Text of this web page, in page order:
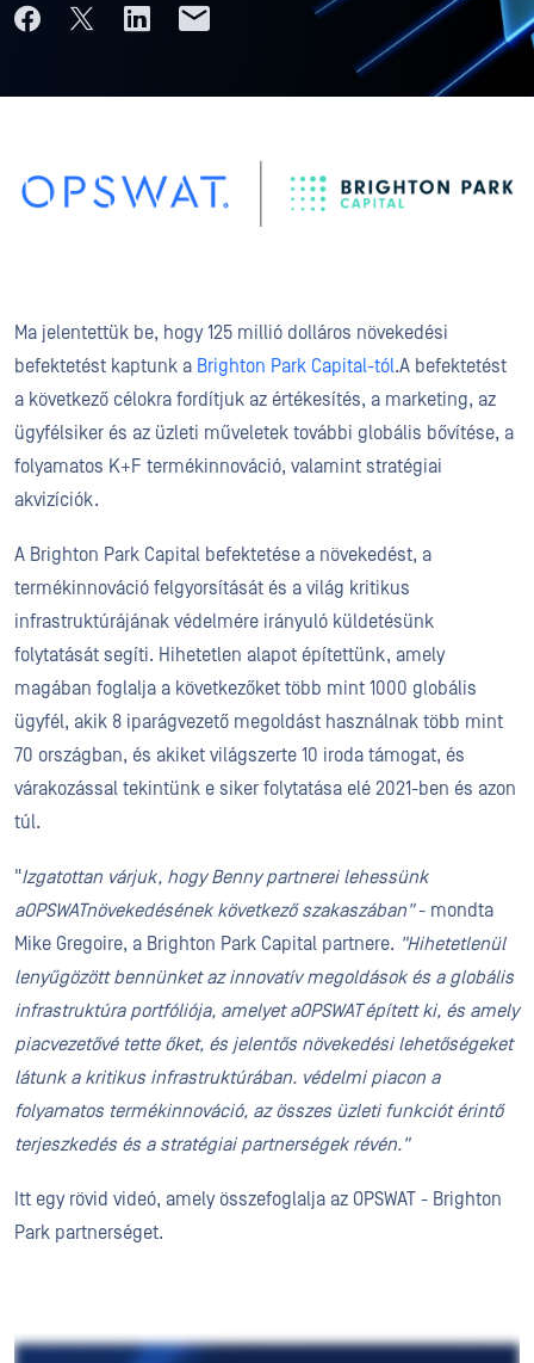
Ma jelentettük be, hogy 125 millió dolláros növekedési
befektetést kaptunk a Brighton Park Capital-tól.A befektetést
a következő célokra fordítjuk az értékesítés, a marketing, az
ügyfélsiker és az üzleti műveletek további globális bővítése, a
folyamatos K+F termékinnováció, valamint stratégiai
akvizíciók.
A Brighton Park Capital befektetése a növekedést, a
termékinnováció felgyorsítását és a világ kritikus
infrastruktúrájának védelmére irányuló küldetésünk
folytatását segíti. Hihetetlen alapot építettünk, amely
magában foglalja a következőket több mint 1000 globális
ügyfél, akik 8 iparágvezető megoldást használnak több mint
70 országban, és akiket világszerte 10 iroda támogat, és
várakozással tekintünk e siker folytatása elé 2021-ben és azon
túl.
"Izgatottan várjuk, hogy Benny partnerei lehessünk
aOPSWATnövekedésének következő szakaszában"- mondta
Mike Gregoire, a Brighton Park Capital partnere. "Hihetetlenül
lenyűgözött bennünket az innovatív megoldások és a globális
infrastruktúra portfóliója, amelyet aOPSWAT épített ki, és amely
piacvezetővé tette őket, és jelentős növekedési lehetőségeket
látunk a kritikus infrastruktúrában. védelmi piacon a
folyamatos termékinnováció, az összes üzleti funkciót érintő
terjeszkedés és a stratégiai partnerségek révén."
Itt egy rövid videó, amely összefoglalja az OPSWAT - Brighton
Park partnerséget.